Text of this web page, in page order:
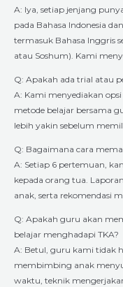
A: Iya, setiap jenjang
pada Bahasa Indonesia
termasuk Bahasa Inggris
atau Soshum). Kami
Q: Apakah ada trial atau
A: Kami menyediakan opsi
metode belajar bersama
lebih yakin sebelum
Q: Bagaimana cara
A: Setiap 6 pertemuan,
kepada orang tua.
anak, serta rekomendasi
Q: Apakah guru akan
belajar menghadapi TKA?
A: Betul, guru kami tidak
membimbing anak
waktu, teknik